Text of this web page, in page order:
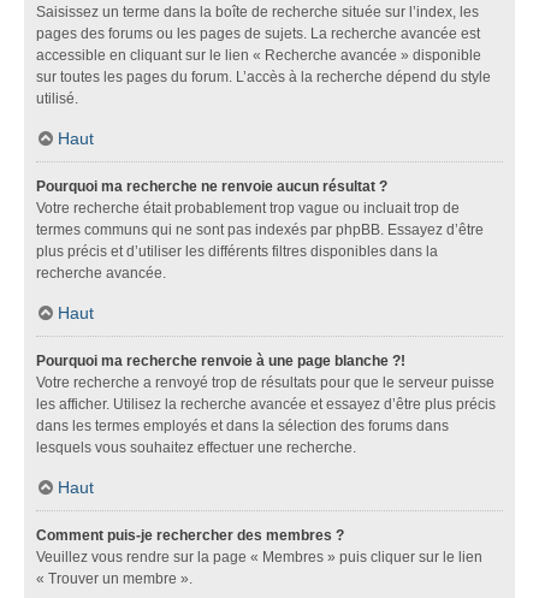
Saisissez un terme dans la boîte de recherche située sur l’index, les
pages des forums ou les pages de sujets. La recherche avancée est
accessible en cliquant sur le lien « Recherche avancée » disponible
sur toutes les pages du forum. L’accès à la recherche dépend du style
utilisé.
Haut
Pourquoi ma recherche ne renvoie aucun résultat ?
Votre recherche était probablement trop vague ou incluait trop de
termes communs qui ne sont pas indexés par phpBB. Essayez d’être
plus précis et d’utiliser les différents filtres disponibles dans la
recherche avancée.
Haut
Pourquoi ma recherche renvoie à une page blanche ?!
Votre recherche a renvoyé trop de résultats pour que le serveur puisse
les afficher. Utilisez la recherche avancée et essayez d’être plus précis
dans les termes employés et dans la sélection des forums dans
lesquels vous souhaitez effectuer une recherche.
Haut
Comment puis-je rechercher des membres ?
Veuillez vous rendre sur la page « Membres » puis cliquer sur le lien
« Trouver un membre ».